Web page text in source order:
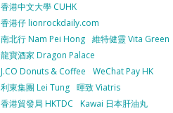
香港中文大學 CUHK
香港仔 lionrockdaily.com
南北行 Nam Pei Hong 維特健靈 Vita Green
龍寶酒家 Dragon Palace
J.CO Donuts & Coffee
WeChat Pay HK
利東集團 Lei Tung 暉致 Viatris
香港貿發局 HKTDC
Kawai 日本肝油丸